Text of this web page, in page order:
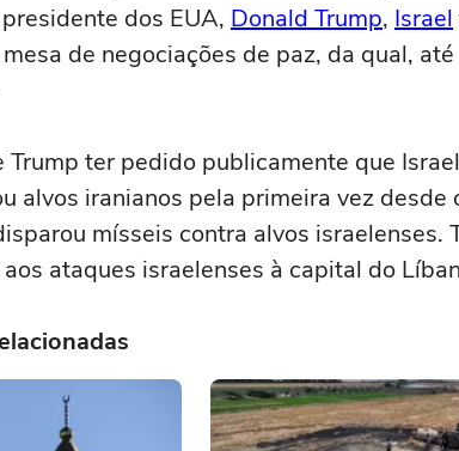
dos EUA, Donald Trump, Israel
de negociações de paz, da qual,
Trump ter pedido publicamente que
alvos iranianos pela primeira vez
mísseis contra alvos israelenses.
‌ataques israelenses à capital do